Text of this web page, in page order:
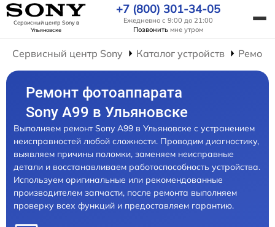
Сервисный центр Sonyв
Ульяновске
+7 (800) 301-34-05
Ежедневно с 9:00 до 21:00
Позвонить мне утром
Сервисный центр Sony Каталог устройств
Ремонт фотоаппарата
Sony A99 в Ульяновске
Выполняем ремонт Sony A99 в Ульяновске с устранением
неисправностей любой сложности. Проводим диагностику,
выявляем причины поломки, заменяем неисправные
детали и восстанавливаем работоспособность устройства.
Используем оригинальные или рекомендованные
производителем запчасти, после ремонта выполняем
проверку всех функций и предоставляем гарантию.